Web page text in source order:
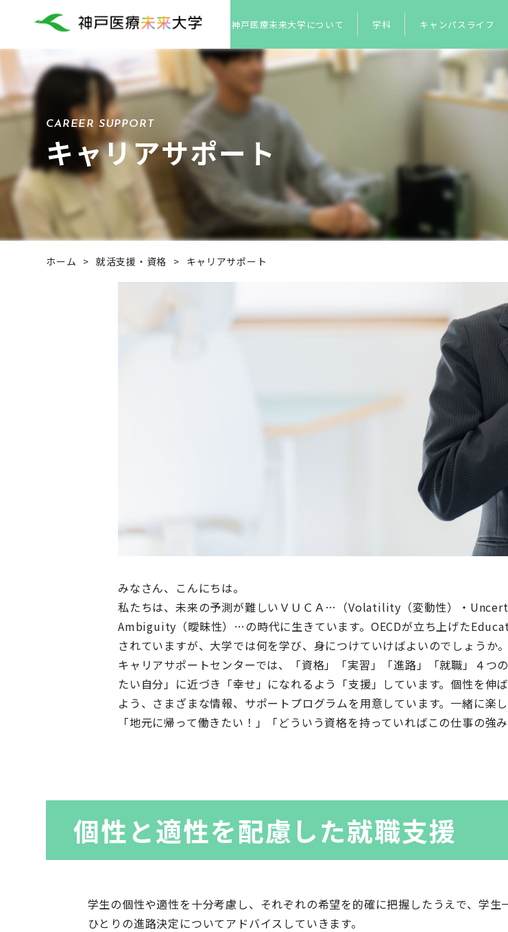
神戸医療未来大学について 学科 キャンパスライフ
CAREER SUPPORT
キャリアサポート
ホーム > 就活支援・資格 > キャリアサポート
みなさん、こんにちは。
私たちは、未来の予測が難しいＶＵＣＡ…（Volatility（変動性）・
Ambiguity（曖昧性）…の時代に生きています。OECDが立ち上げた
されていますが、大学では何を学び、身につけていけばよいのでしょうか。
キャリアサポートセンターでは、「資格」「実習」「進路」「就職」４つ
たい自分」に近づき「幸せ」になれるよう「支援」しています。個性を伸
よう、さまざまな情報、サポートプログラムを用意しています。一緒に楽
「地元に帰って働きたい！」「どういう資格を持っていればこの仕事の強
個性と適性を配慮した就職支援
学生の個性や適性を十分考慮し、それぞれの希望を的確に把握したうえで、学生
ひとりの進路決定についてアドバイスしていきます。